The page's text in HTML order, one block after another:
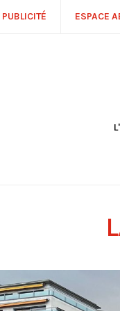
PUBLICITÉ ESPACE